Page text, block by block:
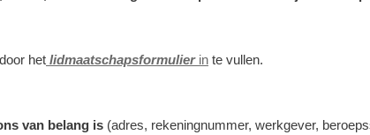
het lidmaatschapsformulierin te vullen.
van belang is (adres, rekeningnummer, werkgever,